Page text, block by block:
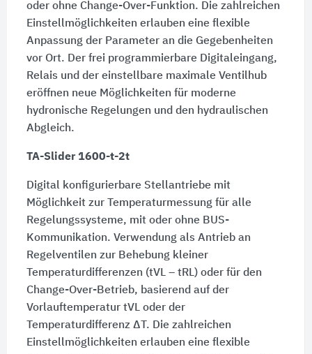
oder ohne Change-Over-Funktion. Die zahlreichen
Einstellmöglichkeiten erlauben eine flexible
Anpassung der Parameter an die Gegebenheiten
vor Ort. Der frei programmierbare Digitaleingang,
Relais und der einstellbare maximale Ventilhub
eröffnen neue Möglichkeiten für moderne
hydronische Regelungen und den hydraulischen
Abgleich.
TA-Slider 1600-t-2t
Digital konfigurierbare Stellantriebe mit
Möglichkeit zur Temperaturmessung für alle
Regelungssysteme, mit oder ohne BUS-
Kommunikation. Verwendung als Antrieb an
Regelventilen zur Behebung kleiner
Temperaturdifferenzen (tVL – tRL) oder für den
Change-Over-Betrieb, basierend auf der
Vorlauftemperatur tVL oder der
Temperaturdifferenz ΔT. Die zahlreichen
Einstellmöglichkeiten erlauben eine flexible